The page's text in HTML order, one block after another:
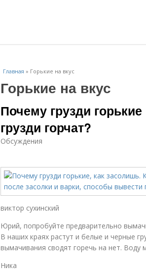
Главная » Горькие на вкус
Горькие на вкус
Почему грузди
грузди горчат?
Обсуждения
виктор сухинский
Юрий, попробуйте предварительно
В наших краях растут и белые и черные
вымачивания сводят горечь на нет. Воду
Ника